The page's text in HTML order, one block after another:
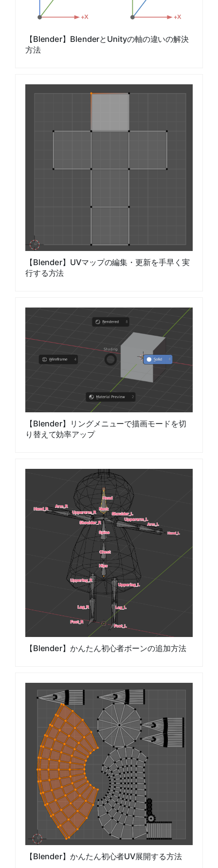
【Blender】BlenderとUnityの軸の違いの解決
方法
【Blender】UVマップの編集・更新を手早く実
行する方法
【Blender】リングメニューで描画モードを切
り替えて効率アップ
【Blender】かんたん初心者ボーンの追加方法
【Blender】かんたん初心者UV展開する方法